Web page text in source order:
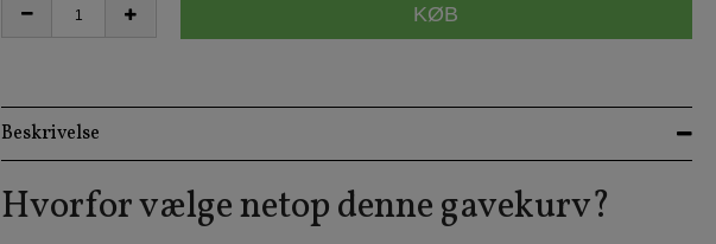
KØB
Beskrivelse
Hvorfor vælge netop denne gavekurv?